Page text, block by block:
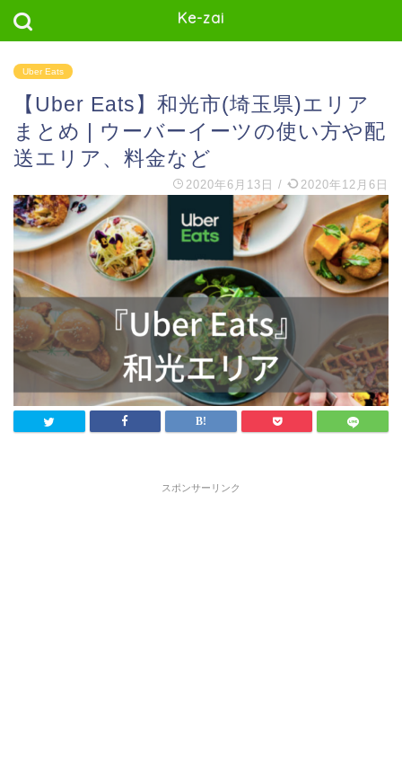
Ke-zai
Uber Eats
【Uber Eats】和光市(埼玉県)エリア
まとめ | ウーバーイーツの使い方や配
送エリア、料金など
2020年6月13日 / 2020年12月6日
スポンサーリンク